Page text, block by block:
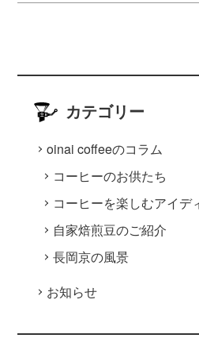
カテゴリー
oinai coffeeのコラム
コーヒーのお供たち
コーヒーを楽しむアイデ
自家焙煎豆のご紹介
長岡京の風景
お知らせ